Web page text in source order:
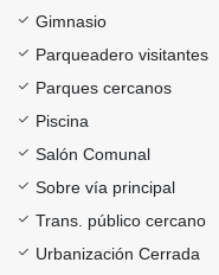
Gimnasio
Parqueadero visitantes
Parques cercanos
Piscina
Salón Comunal
Sobre vía principal
Trans. público cercano
Urbanización Cerrada